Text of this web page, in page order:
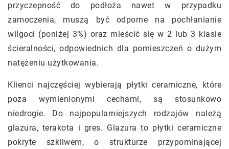
przyczepność do podłoża nawet w przypadku
zamoczenia, muszą być odporne na pochłanianie
wilgoci (poniżej 3%) oraz mieścić się w 2 lub 3 klasie
ścieralności, odpowiednich dla pomieszczeń o dużym
natężeniu użytkowania.
Klienci najczęściej wybierają płytki ceramiczne, które
poza wymienionymi cechami, są stosunkowo
niedrogie. Do najpopularniejszych rodzajów należą
glazura, terakota i gres. Glazura to płytki ceramiczne
pokryte szkliwem, o strukturze przypominającej